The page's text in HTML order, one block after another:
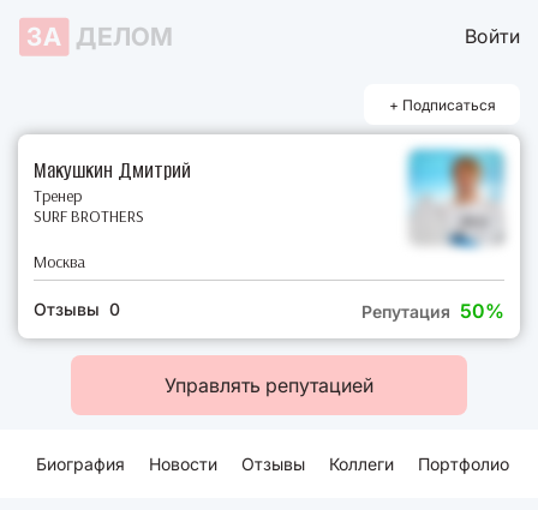
ЗА ДЕЛОМ Войти
+ Подписаться
Макушкин Дмитрий
Тренер
SURF BROTHERS
Москва
Репутация 50%
Отзывы 0
Управлять репутацией
Биография Новости Отзывы Коллеги Портфолио